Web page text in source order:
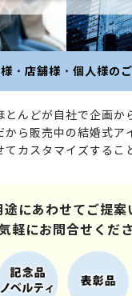
・店舗様 ・個人様の
とんどが自社で企画か
から販売中の結婚式ア
カスタマイズするこ
途にあわせてご提案
軽にお問合せくだ